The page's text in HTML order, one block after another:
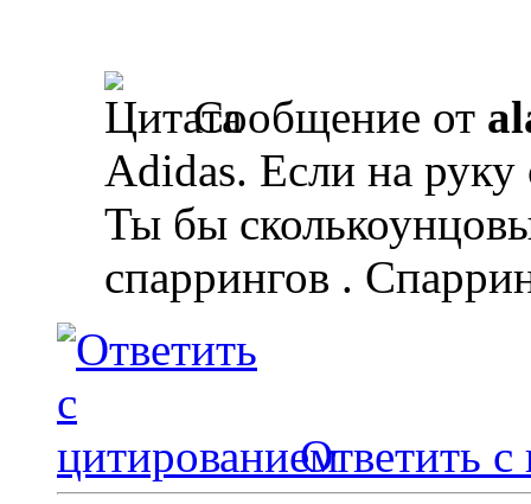
Сообщение от
Adidas. Если на руку
Ты бы
спаррингов .
Ответить с